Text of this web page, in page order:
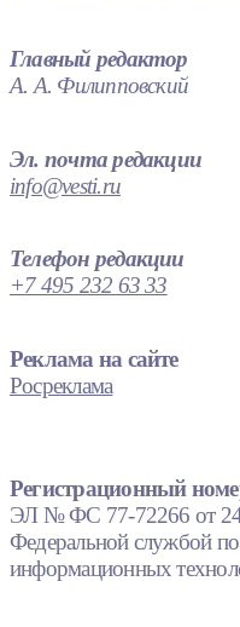
Главный редактор
А. А. Филипповский
Эл. почта редакции
info@vesti.ru
Телефон редакции
+7 495 232 63 33
Реклама на сайте
Росреклама
Регистрационный
ЭЛ № ФС 77-72266 от
Федеральной службой по
информационных